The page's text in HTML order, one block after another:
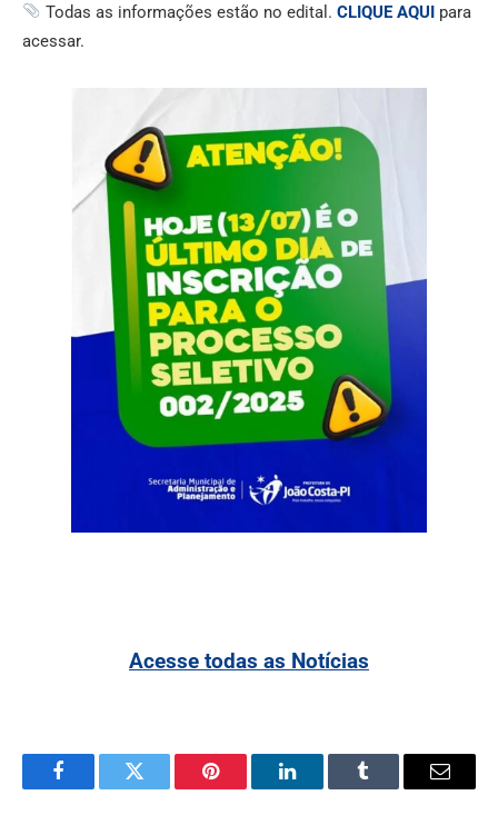
Todas as informações estão no edital.CLIQUE AQUI para
acessar.
Acesse todas as Notícias
FacebookTwitter Pinterest LinkedInTumblr Email